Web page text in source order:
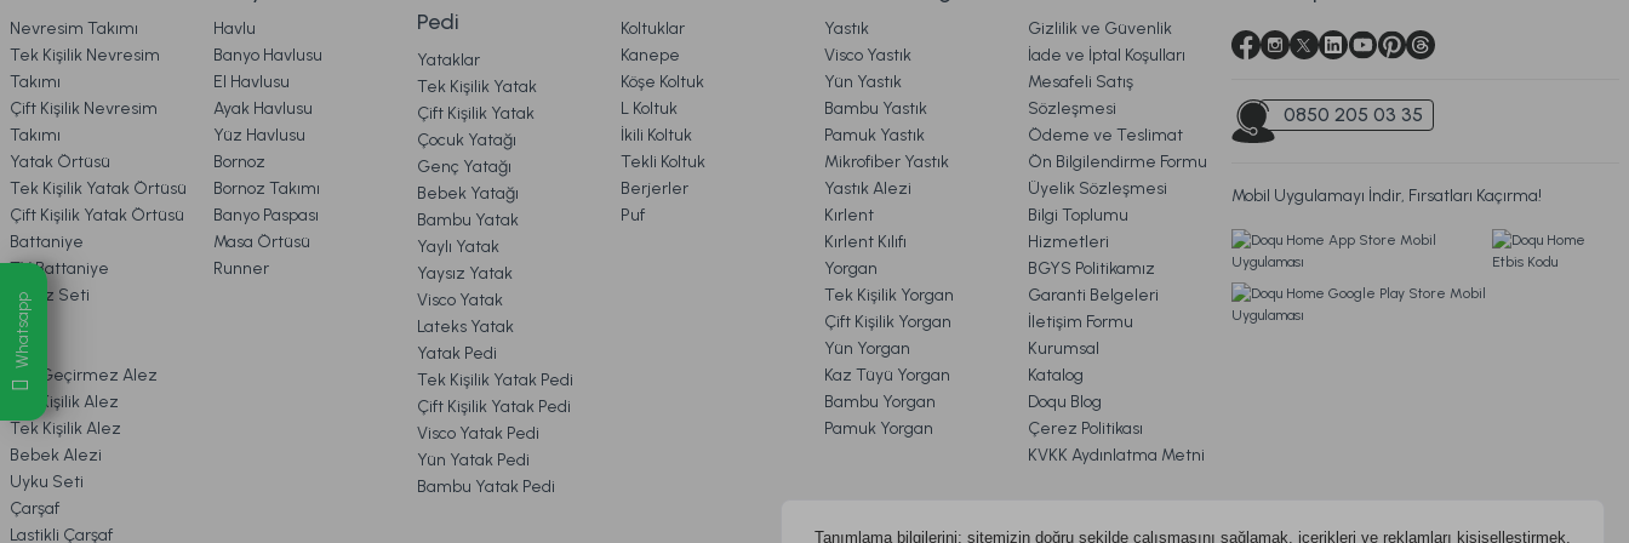
Gönder
5. İADE & DEĞİŞİM
6. ÜRÜN BİLGİLERİ
7. KAMPANYA & İNDİRİMLER
8. MÜŞTERİ HİZMETLERİ
9. YATAK & KOLTUK SİPARİŞ VE İADE İŞLEMLERİ
Online'a Özel Ücretsiz Kargo Ücretsiz Kargo
Visco Travel Yastık Classic Standart
459,00 TL
Online'a Özel
Visco Travel Yastık Gri
549,00 TL
Online'a Özel
Visco Fly Soft Yastık 64x28x12,5 cm
Ücretsiz Kargo
Luna Yastık 46 x 70 cm
1.679,00 TL
Ücretsiz Kargo
Visco Air Yastık 2'li Avantajlı Paket 60 x 40 cm - Beyaz
%20
İndirim
3.998,00 TL
Fırsat Ürünü
Comfyline Bebek Yastık Bebek - Beyaz
729,00 TL
Whatsapp
Nevresim Takımı
Tek Kişilik Nevresim
Takımı
Çift Kişilik Nevresim
Takımı
Yatak Örtüsü
Tek Kişilik Yatak Örtüsü
Çift Kişilik Yatak Örtüsü
Battaniye
TV Battaniye
Çeyiz Seti
Pike
Alez
Sıvı Geçirmez Alez
Çift Kişilik Alez
Tek Kişilik Alez
Bebek Alezi
Uyku Seti
Çarşaf
Lastikli Çarşaf
Havlu
Banyo Havlusu
El Havlusu
Ayak Havlusu
Yüz Havlusu
Bornoz
Bornoz Takımı
Banyo Paspası
Masa Örtüsü
Runner
Pedi
Yataklar
Tek Kişilik Yatak
Çift Kişilik Yatak
Çocuk Yatağı
Genç Yatağı
Bebek Yatağı
Bambu Yatak
Yaylı Yatak
Yaysız Yatak
Visco Yatak
Lateks Yatak
Yatak Pedi
Tek Kişilik Yatak Pedi
Çift Kişilik Yatak Pedi
Visco Yatak Pedi
Yün Yatak Pedi
Bambu Yatak Pedi
Koltuklar
Kanepe
Köşe Koltuk
L Koltuk
İkili Koltuk
Tekli Koltuk
Berjerler
Puf
Yastık
Visco Yastık
Yün Yastık
Bambu Yastık
Pamuk Yastık
Mikrofiber Yastık
Yastık Alezi
Kırlent
Kırlent Kılıfı
Yorgan
Tek Kişilik Yorgan
Çift Kişilik Yorgan
Yün Yorgan
Kaz Tüyü Yorgan
Bambu Yorgan
Pamuk Yorgan
Gizlilik ve Güvenlik
İade ve İptal Koşulları
Mesafeli Satış
Sözleşmesi
Ödeme ve Teslimat
Ön Bilgilendirme Formu
Üyelik Sözleşmesi
Bilgi Toplumu
Hizmetleri
BGYS Politikamız
Garanti Belgeleri
İletişim Formu
Kurumsal
Katalog
Doqu Blog
Çerez Politikası
KVKK Aydınlatma Metni
0850 205 03 35
Mobil Uygulamayı İndir, Fırsatları Kaçırma!